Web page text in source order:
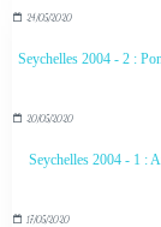
24/05/2020
Seychelles 2004 - 2 :
20/05/2020
Seychelles 2004 - 1 :
17/05/2020